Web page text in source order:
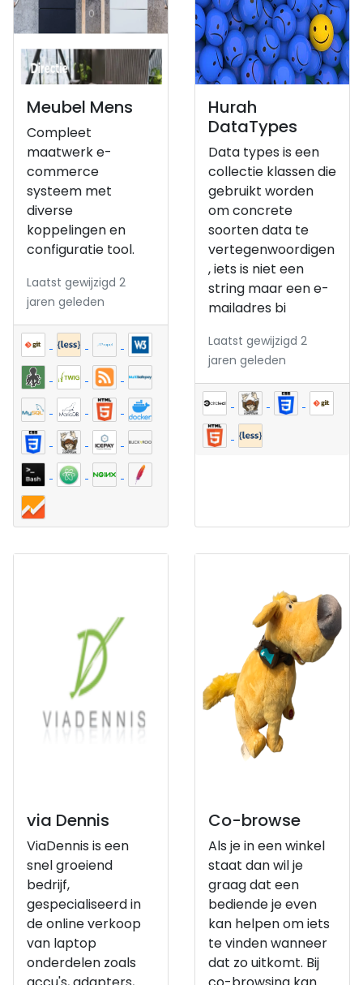
Meubel Mens
Compleet
maatwerk e-
commerce
systeem met
diverse
koppelingen en
configuratie tool.
Laatst gewijzigd 2
jaren geleden
Hurah
DataTypes
Data types is een
collectie klassen die
gebruikt worden
om concrete
soorten data te
vertegenwoordigen
, iets is niet een
string maar een e-
mailadres bi
Laatst gewijzigd 2
jaren geleden
via Dennis
ViaDennis is een
snel groeiend
bedrijf,
gespecialiseerd in
de online verkoop
van laptop
onderdelen zoals
Co-browse
Als je in een winkel
staat dan wil je
graag dat een
bediende je even
kan helpen om iets
te vinden wanneer
dat zo uitkomt. Bij